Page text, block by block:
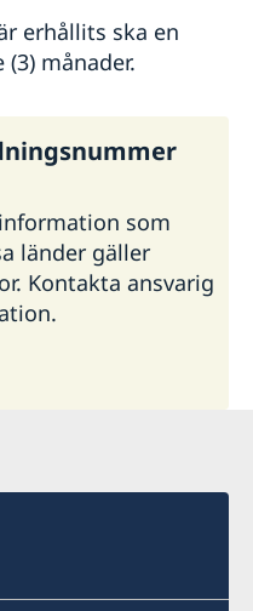
erhållits ska en
månader.
som
länder gäller
Kontakta ansvarig